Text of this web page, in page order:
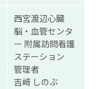
西宮渡辺心臓
脳・血管センタ
ー 附属訪問看護
ステーション
管理者
吉﨑 しのぶ